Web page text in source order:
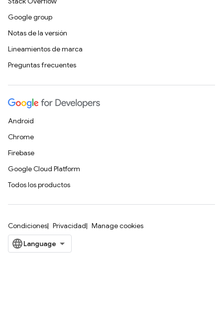
Google group
Notas de la versión
Lineamientos de marca
Preguntas frecuentes
Android
Chrome
Firebase
Google Cloud Platform
Todos los productos
Condiciones Privacidad Manage cookies